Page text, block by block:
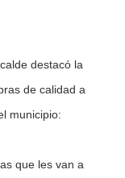
destacó la
de calidad a
municipio:
que les van a